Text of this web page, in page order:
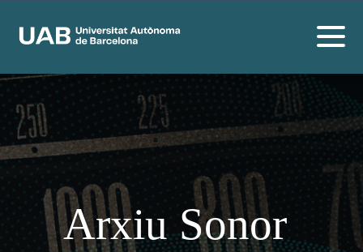
Arxiu Sonor